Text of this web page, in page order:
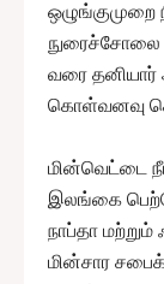
நுரைச்சோலை
வரை தனியார்
கொள்வனவு
மின்வெட்டை
இலங்கை
நாப்தா
மின்சார